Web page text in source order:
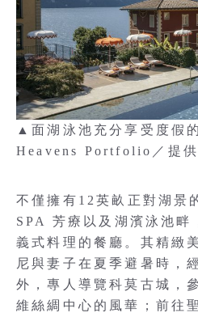
▲面湖泳池充分享受度假
Heavens Portfolio／提供
不僅擁有12英畝正對湖景
SPA 芳療以及湖濱泳池畔
義式料理的餐廳。其精緻
尼與妻子在夏季避暑時，
外，專人導覽科莫古城，
維絲綢中心的風華；前往